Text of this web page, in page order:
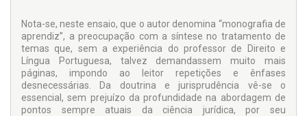
Nota-se, neste ensaio, que o autor denomina “monografia de
aprendiz”, a preocupação com a síntese no tratamento de
temas que, sem a experiência do professor de Direito e
Língua Portuguesa, talvez demandassem muito mais
páginas, impondo ao leitor repetições e ênfases
desnecessárias. Da doutrina e jurisprudência vê-se o
essencial, sem prejuízo da profundidade na abordagem de
pontos sempre atuais da ciência jurídica, por seu